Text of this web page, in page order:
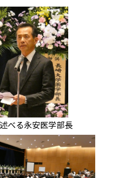
べる永安医学部長